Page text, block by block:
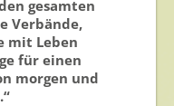
gesamten
Verbände,
mit Leben
für einen
morgen und